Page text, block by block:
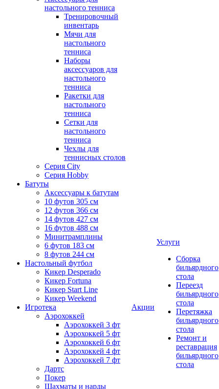
настольного тенниса
Тренировочный
инвентарь
Мячи для
настольного
тенниса
Наборы
аксессуаров для
настольного
тенниса
Ракетки для
настольного
тенниса
Сетки для
настольного
тенниса
Чехлы для
теннисных столов
Серия City
Серия Hobby
Батуты
Аксессуары к батутам
10 футов 305 см
12 футов 366 см
14 футов 427 см
16 футов 488 см
Минитрамплины
6 футов 183 см
8 футов 244 см
Настольный футбол
Кикер Desperado
Кикер Fortuna
Кикер Start Line
Кикер Weekend
Игротека
Аэрохоккей
Аэрохоккей 3 фт
Аэрохоккей 5 фт
Аэрохоккей 6 фт
Аэрохоккей 4 фт
Аэрохоккей 7 фт
Дартс
Покер
Шахматы и нарды
Акции
Услуги
Сборка
бильярдного
стола
Переезд
бильярдного
стола
Перетяжка
бильярдного
стола
Ремонт и
реставрация
бильярдного
стола